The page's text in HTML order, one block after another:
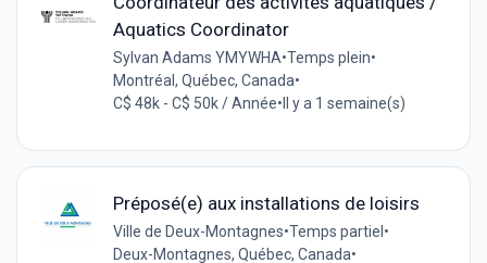
Aquatics Coordinator
Sylvan Adams YMYWHA•Temps plein•
Montréal, Québec, Canada•
C$ 48k - C$ 50k / Année• Il y a 1 semaine(s)
Préposé(e) aux installations de loisirs
Ville de Deux-Montagnes•Temps partiel •
Deux-Montagnes, Québec, Canada•